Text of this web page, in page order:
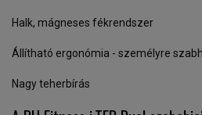
Halk, mágneses fékrendszer
Állítható ergonómia - személyre
Nagy teherbírás